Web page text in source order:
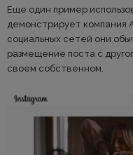
Еще один пример
демонстрирует компания
социальных сетей они
размещение поста с
своем собственном.